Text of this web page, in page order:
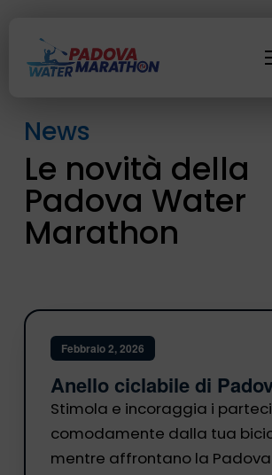
News
Le novità della
Padova Water
Marathon
Febbraio 2, 2026
Anello ciclabile di
Stimola e incoraggia i
comodamente dalla tua
mentre affrontano la